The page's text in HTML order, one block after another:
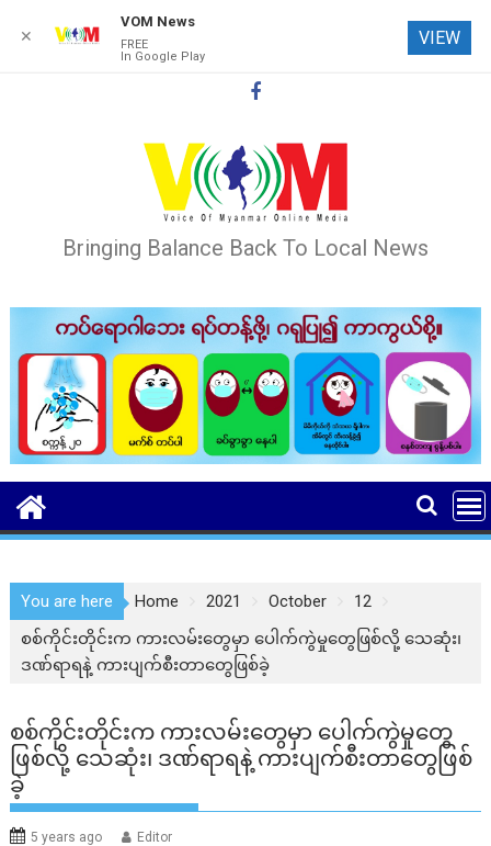
Bringing Balance Back To Local News
You are here Home 2021 October
12
စစ်ကိုင်းတိုင်းက ကားလမ်းတွေမှာ ပေါက်ကွဲမှုတွေဖြစ်လို့ သေဆုံး၊
ဒဏ်ရာရနဲ့ ကားပျက်စီးတာတွေဖြစ်ခဲ့
စစ်ကိုင်းတိုင်းက ကားလမ်းတွေမှာ ပေါက်ကွဲမှုတွေ
ဖြစ်လို့ သေဆုံး၊ ဒဏ်ရာရနဲ့ ကားပျက်စီးတာတွေဖြစ်
ခဲ့
5 years ago Editor
✕
VOM News
FREE
In Google Play
VIEW